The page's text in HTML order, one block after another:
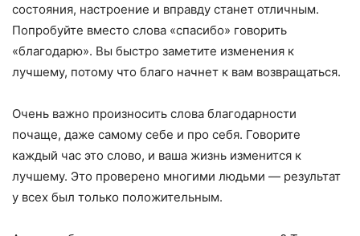
состояния, настроение и вправду станет отличным.
Попробуйте вместо слова «спасибо» говорить
«благодарю». Вы быстро заметите изменения к
лучшему, потому что благо начнет к вам возвращаться.
Очень важно произносить слова благодарности
почаще, даже самому себе и про себя. Говорите
каждый час это слово, и ваша жизнь изменится к
лучшему. Это проверено многими людьми — результат
у всех был только положительным.